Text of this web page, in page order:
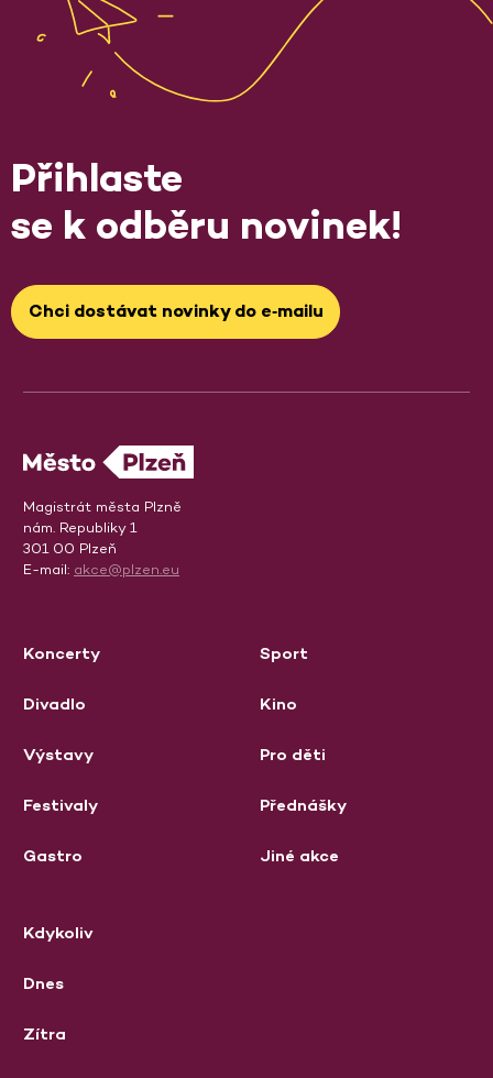
Přihlaste
se k odběru novinek!
Chci dostávat novinky do e‑mailu
Magistrát města Plzně
nám. Republiky 1
301 00 Plzeň
E-mail: akce@plzen.eu
Koncerty
Divadlo
Výstavy
Festivaly
Gastro
Sport
Kino
Pro děti
Přednášky
Jiné akce
Kdykoliv
Dnes
Zítra